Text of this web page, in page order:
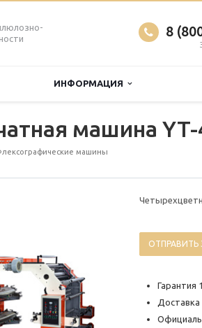
8
ИНФОРМАЦИЯ
машина YT-
машины
ОТПРАВИТЬ
Гарантия